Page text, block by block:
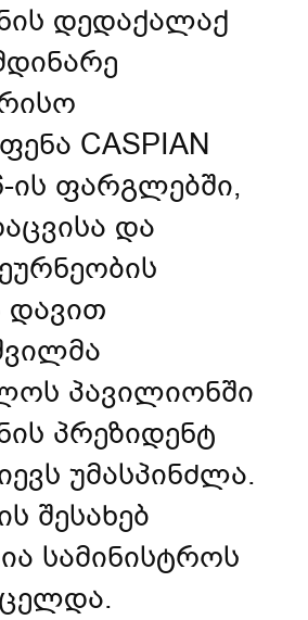
დედაქალაქ
CASPIAN
ის ფარგლებში,
და
დავით
პავილიონში
პრეზიდენტ
უმასპინძლა.
შესახებ
სამინისტროს